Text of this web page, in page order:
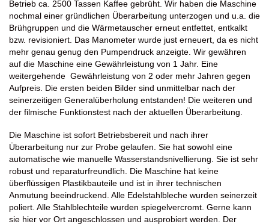
Betrieb ca. 2500 Tassen Kaffee gebrüht. Wir haben die Maschine
nochmal einer gründlichen Überarbeitung unterzogen und u.a. die
Brühgruppen und die Wärmetauscher erneut entfettet, entkalkt
bzw. revisioniert. Das Manometer wurde just erneuert, da es nicht
mehr genau genug den Pumpendruck anzeigte. Wir gewähren
auf die Maschine eine Gewährleistung von 1 Jahr. Eine
weitergehende Gewährleistung von 2 oder mehr Jahren gegen
Aufpreis. Die ersten beiden Bilder sind unmittelbar nach der
seinerzeitigen Generalüberholung entstanden! Die weiteren und
der filmische Funktionstest nach der aktuellen Überarbeitung.
Die Maschine ist sofort Betriebsbereit und nach ihrer
Überarbeitung nur zur Probe gelaufen. Sie hat sowohl eine
automatische wie manuelle Wasserstandsnivellierung. Sie ist sehr
robust und reparaturfreundlich. Die Maschine hat keine
überflüssigen Plastikbauteile und ist in ihrer technischen
Anmutung beeindruckend. Alle Edelstahlbleche wurden seinerzeit
poliert. Alle Stahlblechteile wurden spiegelvercromt. Gerne kann
sie hier vor Ort angeschlossen und ausprobiert werden. Der